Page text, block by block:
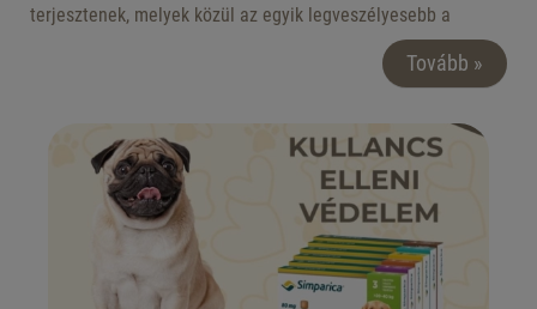
terjesztenek, melyek közül az egyik legveszélyesebb a
babézia. De mit tehetsz ellene? Hogyan ismerheted fel a
tüneteket, és milyen módon védekezhetsz hatékonyan?
Tovább »